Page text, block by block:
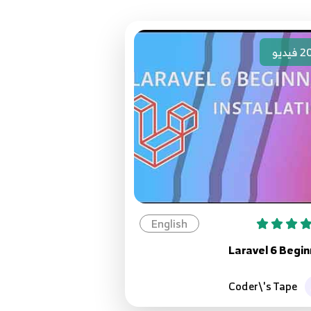
فيديو
English
Laravel 6